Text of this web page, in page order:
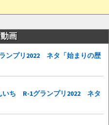
画
ンプリ2022 ネタ「始まりの歴
いち R-1グランプリ2022 ネタ